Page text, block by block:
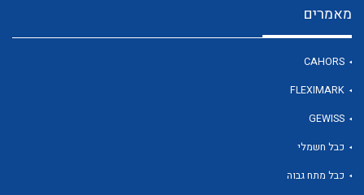
לכל מוצרי היצרן
לכל מוצרי היצרן
מאמרים
CAHORS
FLEXIMARK
GEWISS
כבל חשמלי
כבל מתח גבוה